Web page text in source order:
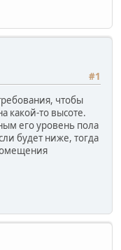
#1
чтобы
какой-то высоте.
его уровень пола
будет ниже, тогда